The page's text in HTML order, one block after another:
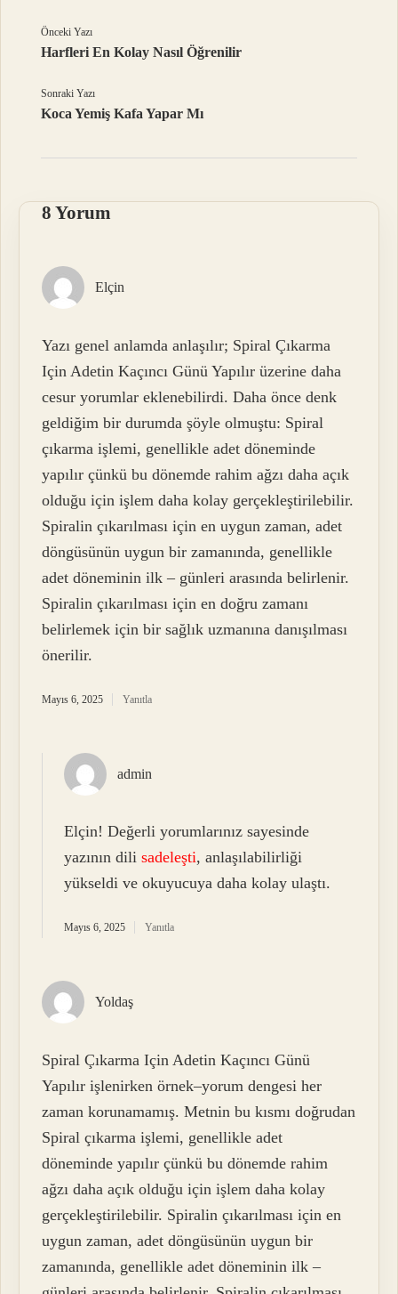
Önceki Yazı
Harfleri En Kolay Nasıl Öğrenilir
Sonraki Yazı
Koca Yemiş Kafa Yapar Mı
8 Yorum
Elçin
Yazı genel anlamda anlaşılır; Spiral Çıkarma
Için Adetin Kaçıncı Günü Yapılır üzerine daha
cesur yorumlar eklenebilirdi. Daha önce denk
geldiğim bir durumda şöyle olmuştu: Spiral
çıkarma işlemi, genellikle adet döneminde
yapılır çünkü bu dönemde rahim ağzı daha açık
olduğu için işlem daha kolay gerçekleştirilebilir.
Spiralin çıkarılması için en uygun zaman, adet
döngüsünün uygun bir zamanında, genellikle
adet döneminin ilk – günleri arasında belirlenir.
Spiralin çıkarılması için en doğru zamanı
belirlemek için bir sağlık uzmanına danışılması
önerilir.
Mayıs 6, 2025 Yanıtla
admin
Elçin! Değerli yorumlarınız sayesinde
yazının dilisadeleşti, anlaşılabilirliği
yükseldi ve okuyucuya daha kolay ulaştı.
Mayıs 6, 2025 Yanıtla
Yoldaş
Spiral Çıkarma Için Adetin Kaçıncı Günü
Yapılır işlenirken örnek–yorum dengesi her
zaman korunamamış. Metnin bu kısmı doğrudan
Spiral çıkarma işlemi, genellikle adet
döneminde yapılır çünkü bu dönemde rahim
ağzı daha açık olduğu için işlem daha kolay
gerçekleştirilebilir. Spiralin çıkarılması için en
uygun zaman, adet döngüsünün uygun bir
zamanında, genellikle adet döneminin ilk –